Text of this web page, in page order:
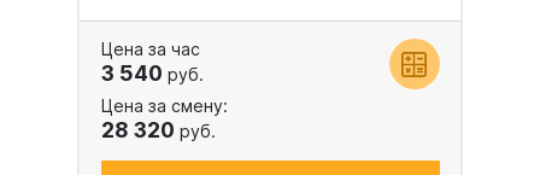
Цена за час
3 540 руб.
Цена за смену:
28 320 руб.